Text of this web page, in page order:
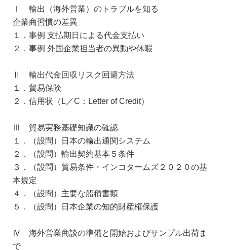
Ⅰ 輸出（海外営業）のトラブルを知る
企業商習慣の差異
１．事例 支払期日による代金支払い
２．事例 外国企業担当者の異動や休暇
Ⅱ 輸出代金回収リスク回避方法
１．貿易保険
２．信用状（L／C：Letter of Credit）
Ⅲ 貿易実務基礎知識の確認
１．（設問）日本の輸出通関システム
２．（設問）輸出契約基本５条件
３．（設問）貿易条件・インコタームズ２０２０の基
本規定
４．（設問）主要な船積書類
５．（設問）日本企業の知的財産権保護
Ⅳ 海外営業商談の準備と開始およびサンプル出荷ま
で